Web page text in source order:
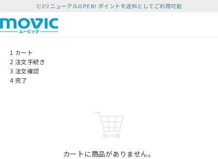
7/2リニューアルOPEN! ポイントを送料としてご利用可能
1 カート
2 注文手続き
3 注文確認
4 完了
カートに商品がありません。